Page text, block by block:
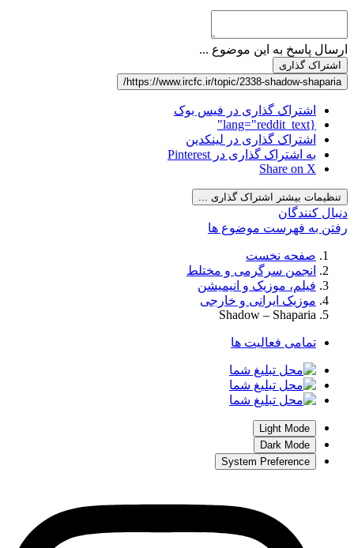
ارسال پاسخ به این موضوع ...
اشتراک گذاری
https://www.ircfc.ir/topic/2338-shadow-shaparia/
اشتراک گذاری در فیس بوک
{lang="reddit_text"
اشتراک گذاری در لینکدین
به اشتراک گذاری در Pinterest
Share on X
تنظیمات بیشتر اشتراک گذاری ...
دنبال کنندگان
رفتن به فهرست موضوع ها
صفحه نخست
انجمن سرگرمی و مختلط
فیلم، موزیک و انیمیشن
موزیک ایرانی و خارجی
Shadow – Shaparia
تمامی فعالیت ها
Light Mode
Dark Mode
System Preference